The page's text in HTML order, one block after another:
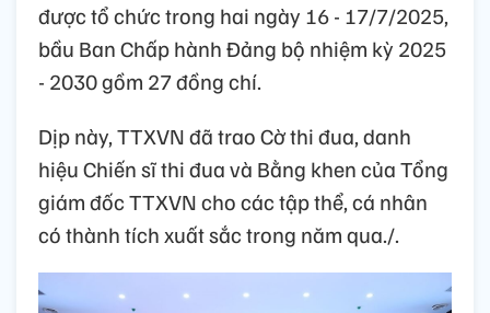
được tổ chức trong hai ngày 16 - 17/7/2025,
bầu Ban Chấp hành Đảng bộ nhiệm kỳ 2025
- 2030 gồm 27 đồng chí.
Dịp này, TTXVN đã trao Cờ thi đua, danh
hiệu Chiến sĩ thi đua và Bằng khen của Tổng
giám đốc TTXVN cho các tập thể, cá nhân
có thành tích xuất sắc trong năm qua./.